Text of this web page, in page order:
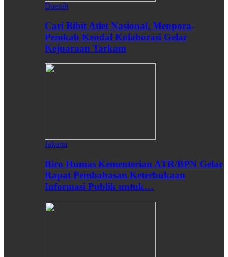
Daerah
Cari Bibit Atlet Nasional, Menpora-
Pemkab Kendal Kolaborasi Gelar
Kejuaraan Tarkam
Jakarta
Biro Humas Kementerian ATR/BPN Gelar
Rapat Pembahasan Keterbukaan
Informasi Publik untuk…